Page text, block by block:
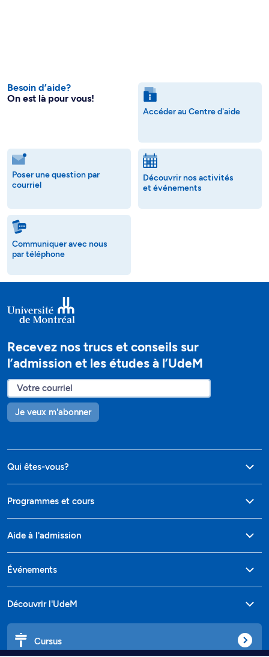
Besoin d’aide?
On est là pour vous!
Accéder au Centre d'aide
Poser une question par
courriel
Découvrir nos activités
et événements
Communiquer avec nous
par téléphone
Recevez nos trucs et conseils sur
l’admission et les études à l’UdeM
Je veux m'abonner
Qui êtes-vous?
Programmes et cours
Aide à l'admission
Événements
Découvrir l'UdeM
Cursus